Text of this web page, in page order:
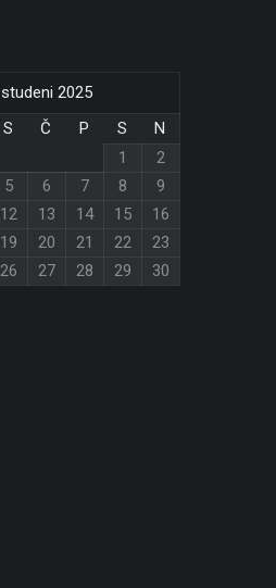
studeni 2025
S Č P S
N
1
2
5 6 7 8
9
12 13 14 15
16
19 20 21 22
23
26 27 28 29 30